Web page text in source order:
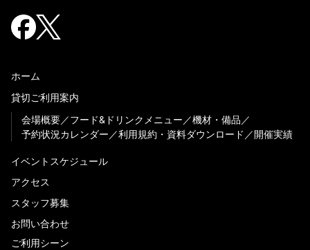
ホーム
貸切ご利用案内
会場概要
フード&ドリンクメニュー
機材・備品
予約状況カレンダー
利用規約・資料ダウンロード 開催実績
イベントスケジュール
アクセス
スタッフ募集
お問い合わせ
ご利用シーン